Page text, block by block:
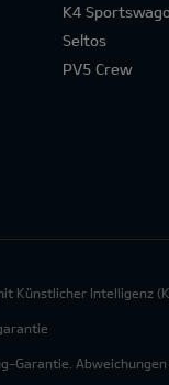
K4
Seltos
PV5 Crew
Künstlicher Intelligenz
Garantie.